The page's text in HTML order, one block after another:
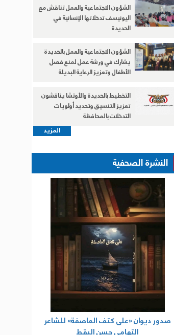
الشؤون الاجتماعية والعمل تناقش مع
اليونيسف تدخلاتها الإنسانية في
الحديدة
الشؤون الاجتماعية والعمل بالحديدة
يشارك في ورشة عمل لمنع فصل
الأطفال وتعزيز الرعاية البديلة
التخطيط بالحديدة والأوتشا يناقشون
تعزيز التنسيق وتحديد أولويات
التدخلات بالمحافظة
المزيد
النشرة الصحفية
صدور ديوان «على كتف العاصفة» للشاعر
التهامي حسن البقط